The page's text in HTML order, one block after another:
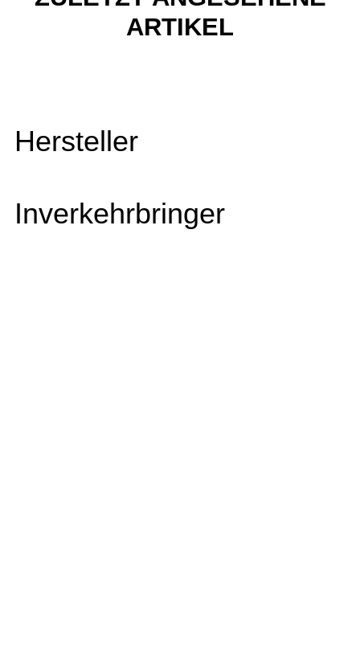
ARTIKEL
Hersteller
Inverkehrbringer